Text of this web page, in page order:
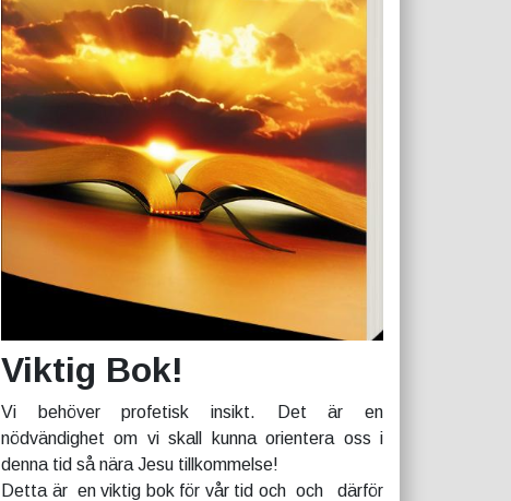
Viktig Bok!
Vi behöver profetisk insikt. Det är en
nödvändighet om vi skall kunna orientera oss i
denna tid så nära Jesu tillkommelse!
Detta är en viktig bok för vår tid och och därför